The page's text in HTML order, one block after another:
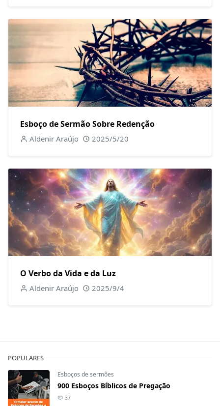
Esboço de Sermão Sobre Redenção
Aldenir Araújo 2025/5/20
O Verbo da Vida e da Luz
Aldenir Araújo 2025/9/4
POPULARES
Esboços de sermões
900 Esboços Bíblicos de Pregação
37